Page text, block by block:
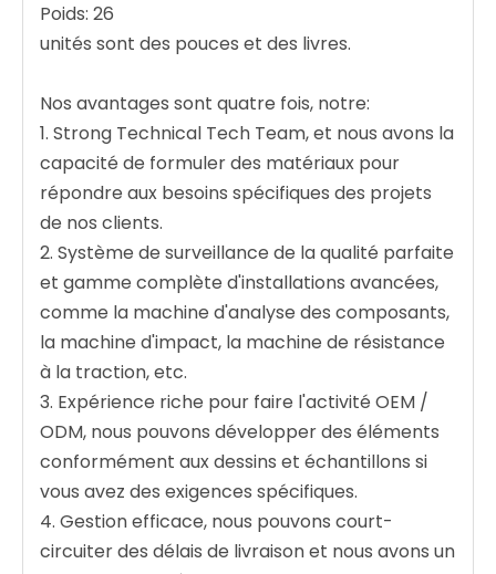
Poids: 26
unités sont des pouces et des livres.
Nos avantages sont quatre fois, notre:
1. Strong Technical Tech Team, et nous avons la
capacité de formuler des matériaux pour
répondre aux besoins spécifiques des projets
de nos clients.
2. Système de surveillance de la qualité parfaite
et gamme complète d'installations avancées,
comme la machine d'analyse des composants,
la machine d'impact, la machine de résistance
à la traction, etc.
3. Expérience riche pour faire l'activité OEM /
ODM, nous pouvons développer des éléments
conformément aux dessins et échantillons si
vous avez des exigences spécifiques.
4. Gestion efficace, nous pouvons court-
circuiter des délais de livraison et nous avons un